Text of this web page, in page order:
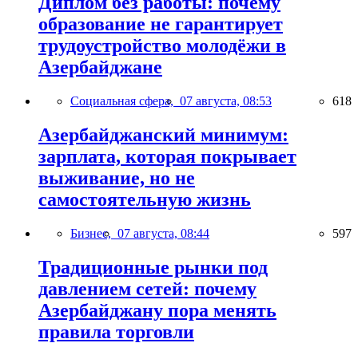
образование не гарантирует
трудоустройство молодёжи в
Азербайджане
Социальная сфера, 07 августа, 08:53 618
Азербайджанский минимум:
зарплата, которая покрывает
выживание, но не
самостоятельную жизнь
Бизнес, 07 августа, 08:44 597
Традиционные рынки под
давлением сетей: почему
Азербайджану пора менять
правила торговли